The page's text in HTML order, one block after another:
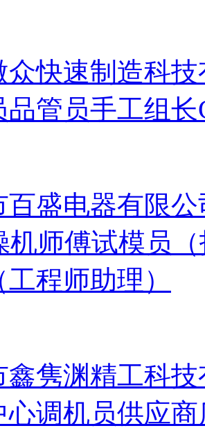
众快速制造科
品管员手工组长
百盛电器有限公
机师傅试模员
程师助理）
鑫隽渊精工科
心调机员供应